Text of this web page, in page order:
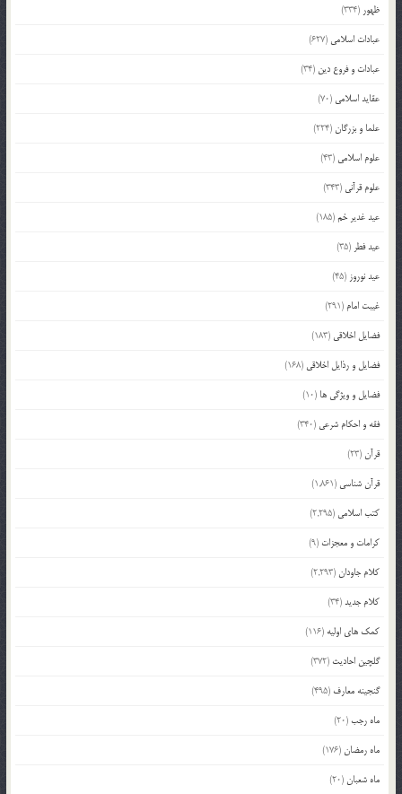
ظهور (334)
عبادات اسلامی (627)
عبادات و فروع دین (34)
عقاید اسلامی (70)
علما و بزرگان(224)
علوم اسلامی (43)
علوم قرآنی (343)
عید غدیر خم(185)
عید فطر (35)
عید نوروز (45)
غیبت امام (291)
فضایل اخلاقی (183)
فضایل و رذایل اخلاقی (168)
فضایل و ویژگی ها (10)
فقه و احکام شرعی (340)
قرآن(23)
قرآن شناسی (1,861)
کتب اسلامی (2,295)
کرامات و معجزات (9)
کلام جاودان(2,293)
کلام جدید(34)
کمک های اولیه (116)
گلچین احادیث (372)
گنجینه معارف (495)
ماه رجب(20)
ماه رمضان(176)
ماه شعبان(20)